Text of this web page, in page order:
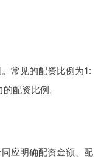
常见的配资比例为1:
配资比例。
应明确配资金额、配